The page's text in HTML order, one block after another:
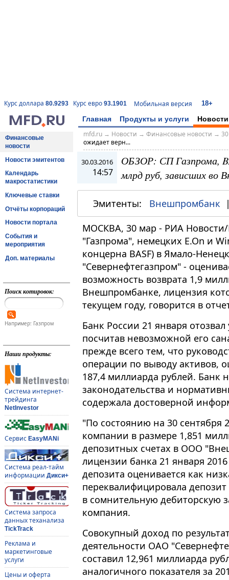
Курс доллара 80.9293 Курс евро 93.1901 Мобильная версия 18+
Главная Продукты и услуги Новости
Финансовые
новости
Новости эмитентов
Календарь
макростатистики
Ключевые ставки
Отчёты корпораций
Новости портала
События и
мероприятия
Доп. материалы
Поиск котировок:
Например: Газпром
Наши продукты:
Система интернет-
трейдинга
NetInvestor
Сервис EasyMANi
Система реал-тайм
информации Дикси+
Система запроса
данных теханализа
TickTrack
Реклама и
маркетинговые
услуги
Цены и оферта
mfd.ru→ Новости → Финансовые новости →
ожидает верн...
30.03.2016
14:57
ОБЗОР: СП Газпрома,
млрд руб, зависших во
Эмитенты: Внешпромбанк
МОСКВА, 30 мар - РИА
"Газпрома", немецких E.On и
концерна BASF) в Ямало-
"Севернефтегазпром" -
возможность возврата 1,9
Внешпромбанке, лицензия
текущем году, говорится в
Банк России 21 января
посчитав невозможной его
прежде всего тем, что
операции по выводу активов,
187,4 миллиарда рублей. Банк
законодательства и
содержала достоверной
"По состоянию на 30 сентября
компании в размере 1,851
депозитных счетах в ООО
лицензии банка 21 января
депозита оценивается как
переквалифицировала
в сомнительную дебиторскую
компания.
Совокупный доход по
деятельности ОАО
составил 12,961 миллиарда
аналогичного показателя за